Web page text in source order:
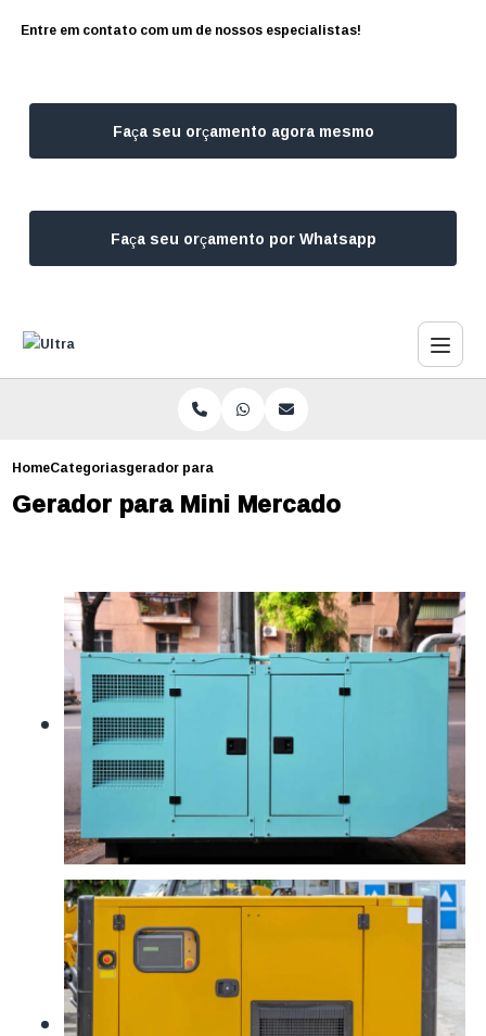
Entre em contato com um de nossos especialistas!
Faça seu orçamento agora mesmo
Faça seu orçamento por Whatsapp
HomeCategoriasgerador para mini mercado
Gerador para Mini Mercado